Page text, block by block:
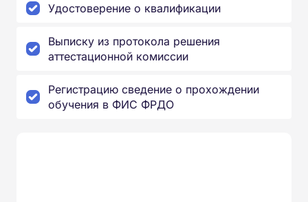
Удостоверение о квалификации
Выписку из протокола решения
аттестационной комиссии
Регистрацию сведение о прохождении
обучения в ФИС ФРДО